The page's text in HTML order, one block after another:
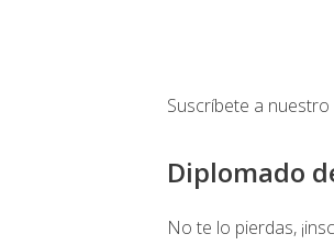
Suscríbete a
Diplomado
No te lo pierdas,